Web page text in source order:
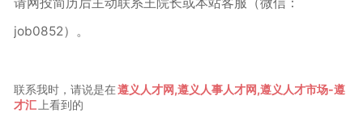
job0852）。
联系我时，请说是在遵义人才网,遵义人事人才网,遵义人才市场-遵
才汇上看到的